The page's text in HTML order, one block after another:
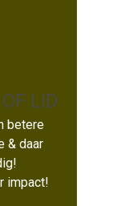
LID
betere
& daar
impact!
LID